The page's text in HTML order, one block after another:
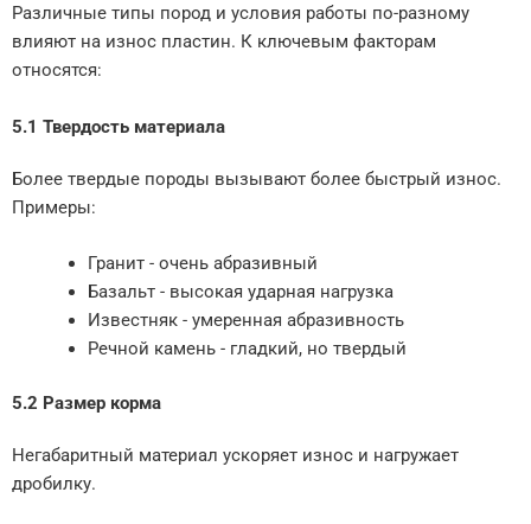
Различные типы пород и условия работы по-разному
влияют на износ пластин. К ключевым факторам
относятся:
5.1 Твердость материала
Более твердые породы вызывают более быстрый износ.
Примеры:
Гранит - очень абразивный
Базальт - высокая ударная нагрузка
Известняк - умеренная абразивность
Речной камень - гладкий, но твердый
5.2 Размер корма
Негабаритный материал ускоряет износ и нагружает
дробилку.